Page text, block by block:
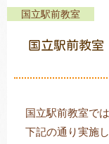
教室一覧
国立駅前教室
国立駅前教室
国立駅前教室で
下記の通り実施